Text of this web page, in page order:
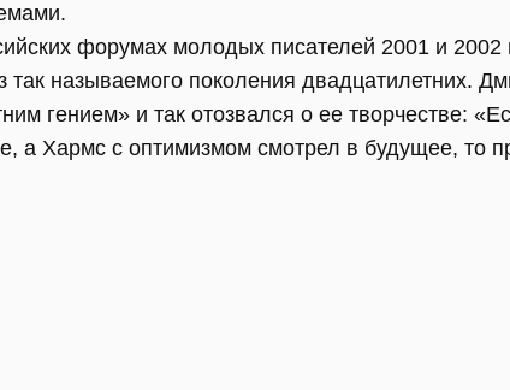
форумах молодых писателей 2001 и 2002
называемого поколения двадцатилетних.
гением» и так отозвался о ее творчестве:
а Хармс с оптимизмом смотрел в будущее, то